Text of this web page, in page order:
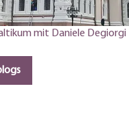
mit Daniele Degiorgi